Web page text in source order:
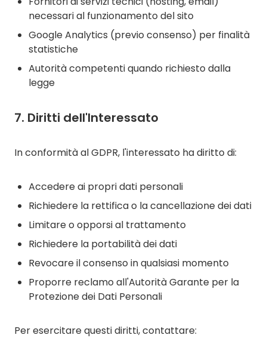
necessari al funzionamento del sito
Google Analytics (previo consenso) per finalità
statistiche
Autorità competenti quando richiesto dalla
legge
7. Diritti dell'Interessato
In conformità al GDPR, l'interessato ha diritto di:
Accedere ai propri dati personali
Richiedere la rettifica o la cancellazione dei dati
Limitare o opporsi al trattamento
Richiedere la portabilità dei dati
Revocare il consenso in qualsiasi momento
Proporre reclamo all'Autorità Garante per la
Protezione dei Dati Personali
Per esercitare questi diritti, contattare: